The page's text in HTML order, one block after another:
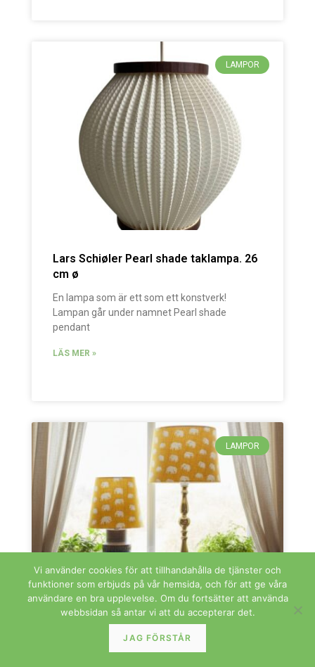
LAMPOR
Lars Schiøler Pearl shade taklampa. 26
cm ø
En lampa som är ett som ett konstverk!
Lampan går under namnet Pearl shade
pendant
LÄS MER »
LAMPOR
Lampskärm i mönster Elefant av Estrid
Ericson i tyg från Svenskt Tenn
Vi använder cookies för att tillhandahålla de tjänster och
funktioner som erbjuds på vår hemsida, och för att ge våra
användare en bra upplevelse. Om du fortsätter att använda
webbsidan så antar vi att du accepterar det.
JAG FÖRSTÅR